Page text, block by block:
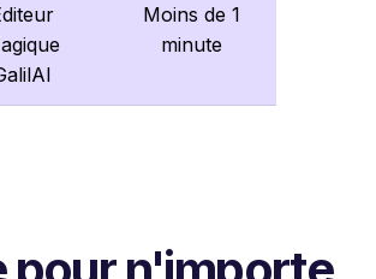
Moins de 1
minute